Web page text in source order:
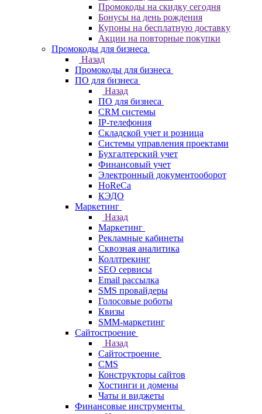
Промокоды на скидку сегодня
Бонусы на день рождения
Купоны на бесплатную доставку
Акции на повторные покупки
Промокоды для бизнеса
Назад
Промокоды для бизнеса
ПО для бизнеса
Назад
ПО для бизнеса
CRM системы
IP-телефония
Складской учет и розница
Системы управления проектами
Бухгалтерский учет
Финансовый учет
Электронный документооборот
HoReCa
КЭДО
Маркетинг
Назад
Маркетинг
Рекламные кабинеты
Cквозная аналитика
Коллтрекинг
SEO сервисы
Email расcылка
SMS провайдеры
Голосовые роботы
Квизы
SMM-маркетинг
Сайтостроение
Назад
Сайтостроение
CMS
Конструкторы сайтов
Хостинги и домены
Чаты и виджеты
Финансовые инструменты